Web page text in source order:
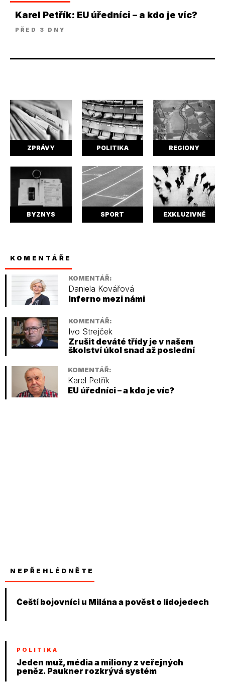
Karel Petřík: EU úředníci – a kdo je víc?
PŘED 3 DNY
ZPRÁVY POLITIKA REGIONY
BYZNYS SPORT EXKLUZIVNĚ
KOMENTÁŘE
KOMENTÁŘ:
Daniela Kovářová
Inferno mezi námi
KOMENTÁŘ:
Ivo Strejček
Zrušit deváté třídy je v našem
školství úkol snad až poslední
KOMENTÁŘ:
Karel Petřík
EU úředníci – a kdo je víc?
NEPŘEHLÉDNĚTE
Čeští bojovníci u Milána a pověst o lidojedech
POLITIKA
Jeden muž, média a miliony z veřejných
peněz. Paukner rozkrývá systém